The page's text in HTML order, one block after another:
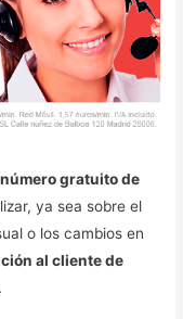
número gratuito de
ya sea sobre el
o los cambios en
al cliente de